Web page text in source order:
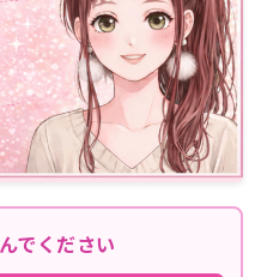
でください